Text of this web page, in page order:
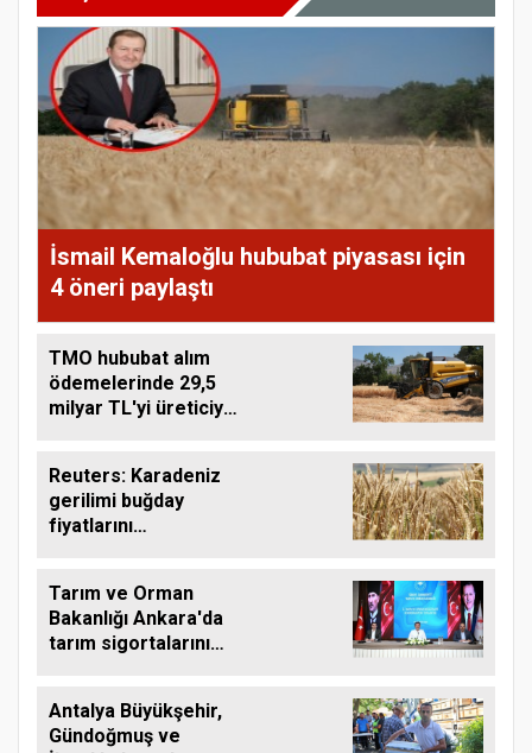
İsmail Kemaloğlu hububat piyasası için
4 öneri paylaştı
TMO hububat alım
ödemelerinde 29,5
milyar TL'yi üreticiye
Reuters: Karadeniz
gerilimi buğday
fiyatlarını
Tarım ve Orman
Bakanlığı Ankara'da
tarım sigortalarını
Antalya Büyükşehir,
Gündoğmuş ve